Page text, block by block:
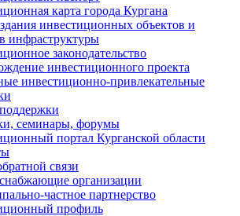
карта города Кургана
инвестиционных объектов и
инфраструктуры
законодательство
инвестиционного проекта
инвестиционно-привлекательные
семинары, форумы
портал Курганской области
связи
организации
частное партнерство
профиль